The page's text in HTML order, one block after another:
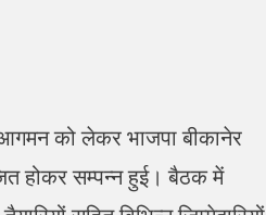
को लेकर भाजपा बीकानेर
होकर सम्पन्न हुई। बैठक में